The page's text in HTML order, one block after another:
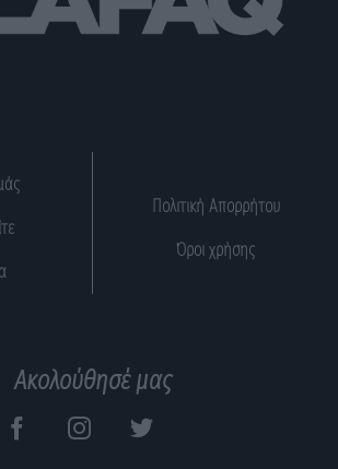
Πολιτική Απορρήτου
Όροι χρήσης
Ακολούθησέ μας